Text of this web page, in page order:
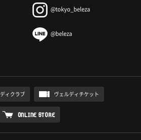
@tokyo_beleza
@beleza
ィクラブ ヴェルディチケット
ONLINE STORE